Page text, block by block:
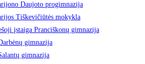
Daujoto progimnazija
Tiškevičiūtės mokykla
įstaiga Pranciškonų gimnazija
gimnazija
gimnazija